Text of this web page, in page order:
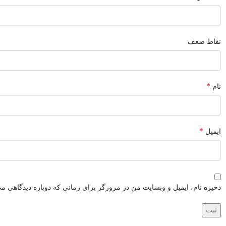
نقاط ضعف
نام *
ایمیل *
ذخیره نام، ایمیل و وبسایت من در مرورگر برای زمانی که دوباره دیدگاهی